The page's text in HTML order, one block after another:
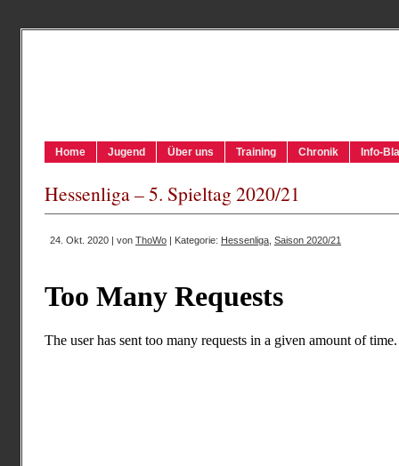
Home Jugend Über uns Training Chronik Info-
Hessenliga – 5. Spieltag 2020/21
24. Okt. 2020 | von ThoWo | Kategorie: Hessenliga Saison 2020/21